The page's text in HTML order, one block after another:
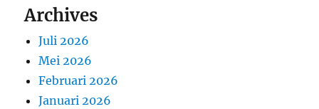
Archives
Juli 2026
Mei 2026
Februari 2026
Januari 2026